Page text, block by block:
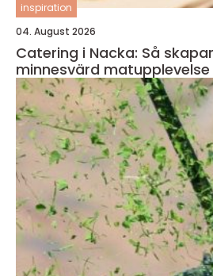
inspiration
04. August 2026
Catering i Nacka: Så
minnesvärd matupplevelse